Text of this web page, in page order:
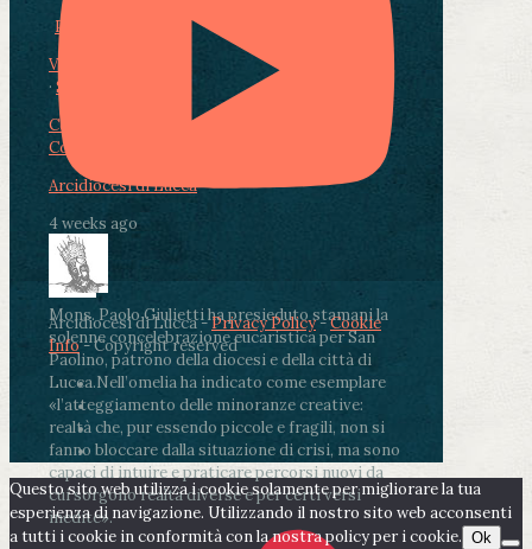
Photo
View on Facebook
· Share
Condividi su Facebook
Condividi su LinkedIn
Arcidiocesi di Lucca
4 weeks ago
Mons. Paolo Giulietti ha presieduto stamani la
solenne concelebrazione eucaristica per San
Paolino, patrono della diocesi e della città di
Lucca.Nell’omelia ha indicato come esemplare
«l’atteggiamento delle minoranze creative:
realtà che, pur essendo piccole e fragili, non si
fanno bloccare dalla situazione di crisi, ma sono
capaci di intuire e praticare percorsi nuovi da
cui sorgono realtà diverse e per certi versi
inedite».
Arcidiocesi di Lucca -Privacy Policy-Cookie
Info- Copyright reserved
Questo sito web utilizza i cookie solamente per migliorare la tua
esperienza di navigazione. Utilizzando il nostro sito web acconsenti
a tutti i cookie in conformità con la nostra policy per i cookie. Ok